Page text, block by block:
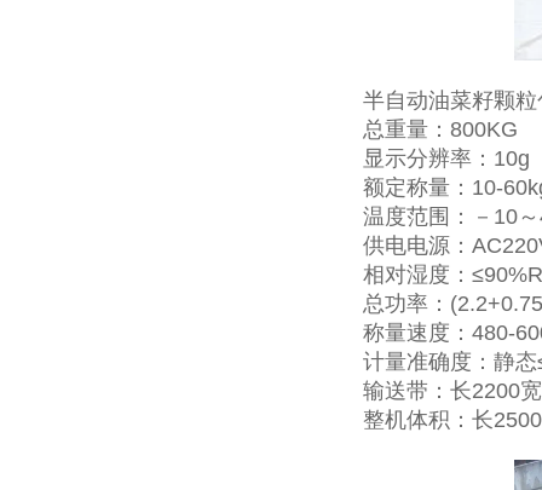
半自动油菜籽颗
总重量：800KG
显示分辨率：10g
额定称量：10-
温度范围：－10
供电电源：
相对湿度：
总功率：
称量速度：480-
计量准确度：静
输送带：长2200
整机体积：长